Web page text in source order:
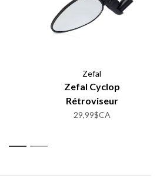
Zefal
Zefal Cyclop
Rétroviseur
29,99$CA
1 2